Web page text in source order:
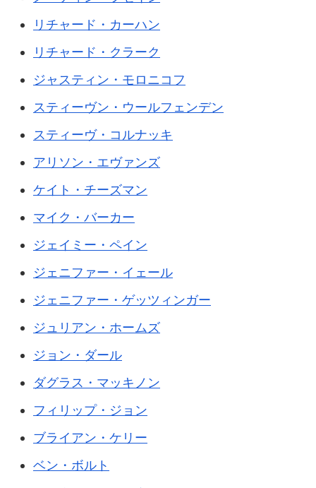
リチャード・カーハン
リチャード・クラーク
ジャスティン・モロニコフ
スティーヴン・ウールフェンデン
スティーヴ・コルナッキ
アリソン・エヴァンズ
ケイト・チーズマン
マイク・バーカー
ジェイミー・ペイン
ジェニファー・イェール
ジェニファー・ゲッツィンガー
ジュリアン・ホームズ
ジョン・ダール
ダグラス・マッキノン
フィリップ・ジョン
ブライアン・ケリー
ベン・ボルト